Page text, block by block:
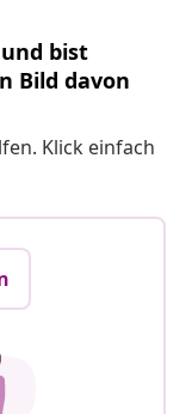
bist
Bild davon
Klick einfach